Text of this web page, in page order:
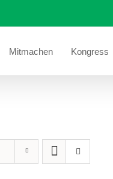
Mitmachen Kongress